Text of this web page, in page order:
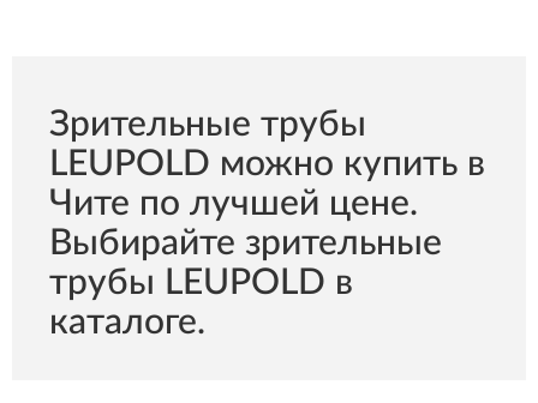
Зрительные трубы
LEUPOLD можно купить в
Чите по лучшей цене.
Выбирайте зрительные
трубы LEUPOLD в
каталоге.